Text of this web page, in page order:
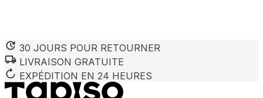
30 JOURS POUR RETOURNER
LIVRAISON GRATUITE
EXPÉDITION EN 24 HEURES
Nous utilisons des cookies pour personnaliser le contenu
partenaires peuvent combiner ces informations avec
utilisation de leurs services.